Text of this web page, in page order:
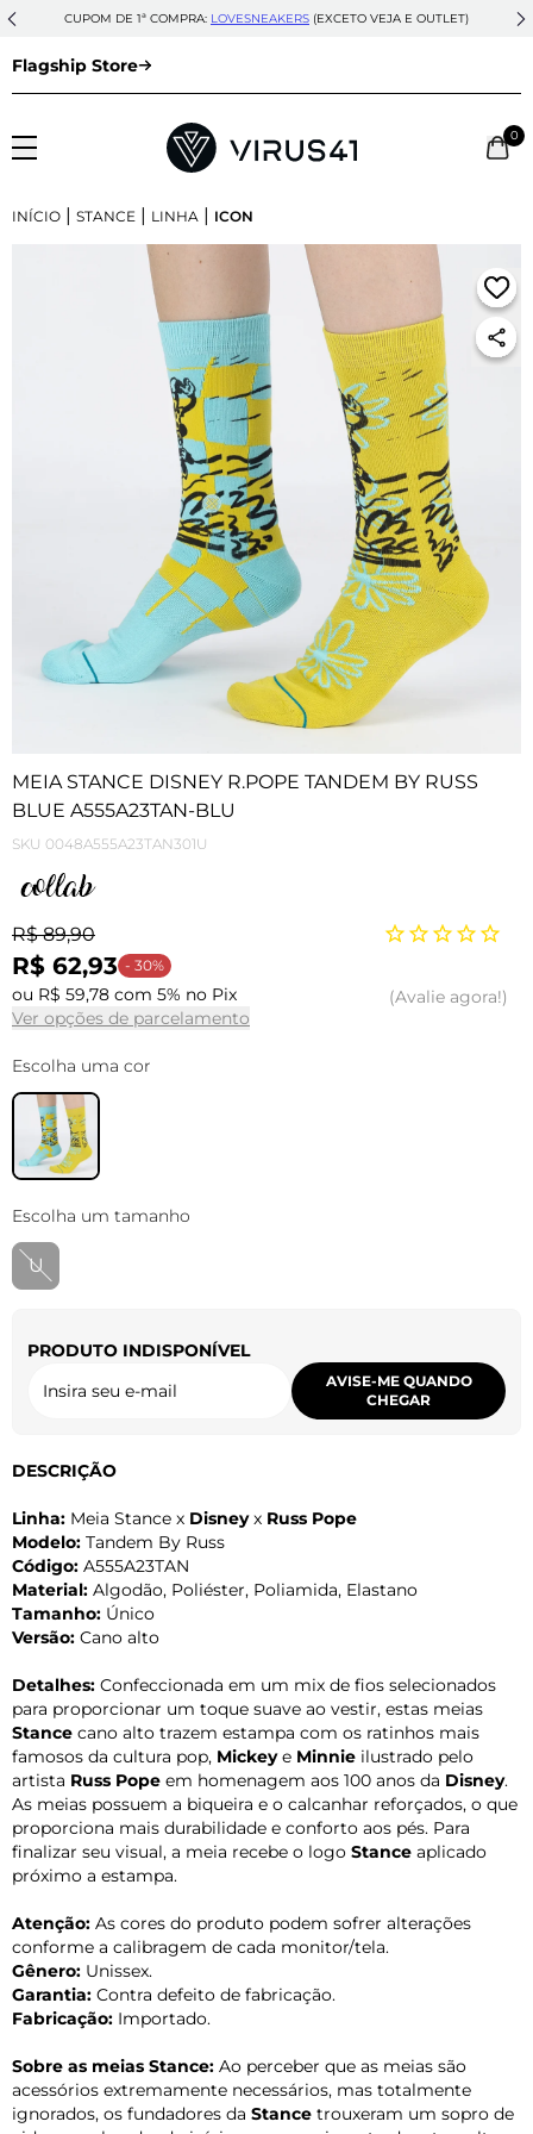
CUPOM DE 1ª COMPRA: LOVESNEAKERS (EXCETO VEJA E OUTLET)
Flagship Store
0
INÍCIO | STANCE | LINHA | ICON
MEIA STANCE DISNEY R.POPE TANDEM BY RUSS
BLUE A555A23TAN-BLU
SKU 0048A555A23TAN301U
R$ 89,90
R$ 62,93 - 30%
ou R$ 59,78 com 5% no Pix
Ver opções de parcelamento
Avalie agora!
Escolha uma cor
Escolha um tamanho
U
PRODUTO INDISPONÍVEL
AVISE-ME QUANDO
CHEGAR
DESCRIÇÃO
Linha: Meia Stance x Disneyx Russ Pope
Modelo: Tandem By Russ
Código: A555A23TAN
Material: Algodão, Poliéster, Poliamida, Elastano
Tamanho: Único
Versão: Cano alto
Detalhes: Confeccionada em um mix de fios selecionados
para proporcionar um toque suave ao vestir, estas meias
Stance cano alto trazem estampa com os ratinhos mais
famosos da cultura pop, Mickeye Minnie ilustrado pelo
artista Russ Pope em homenagem aos 100 anos da Disney.
As meias possuem a biqueira e o calcanhar reforçados, o que
proporciona mais durabilidade e conforto aos pés. Para
finalizar seu visual, a meia recebe o logo Stance aplicado
próximo a estampa.
Atenção: As cores do produto podem sofrer alterações
conforme a calibragem de cada monitor/tela.
Gênero: Unissex.
Garantia: Contra defeito de fabricação.
Fabricação: Importado.
Sobre as meias Stance: Ao perceber que as meias são
acessórios extremamente necessários, mas totalmente
ignorados, os fundadores da Stance trouxeram um sopro de